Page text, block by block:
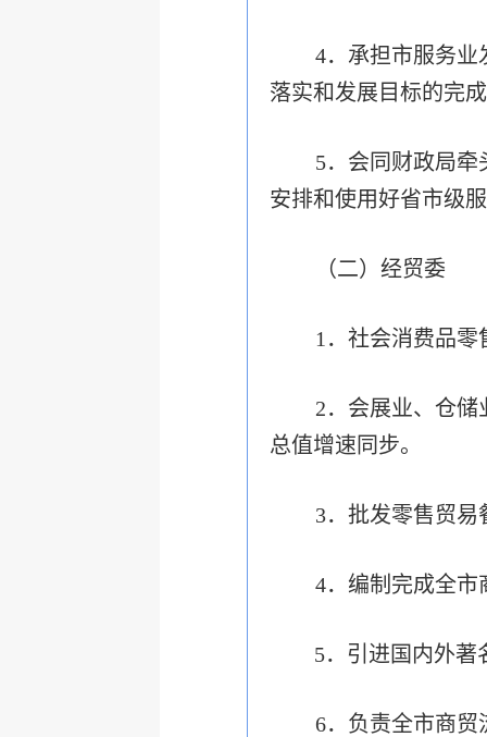
4．承担市服务
落实和发展目标的完
5．会同财政局
安排和使用好省市级
（二）经贸委
1．社会消费品零
2．会展业、仓
总值增速同步。
3．批发零售贸易
4．编制完成全市
5．引进国内外著
6．负责全市商贸